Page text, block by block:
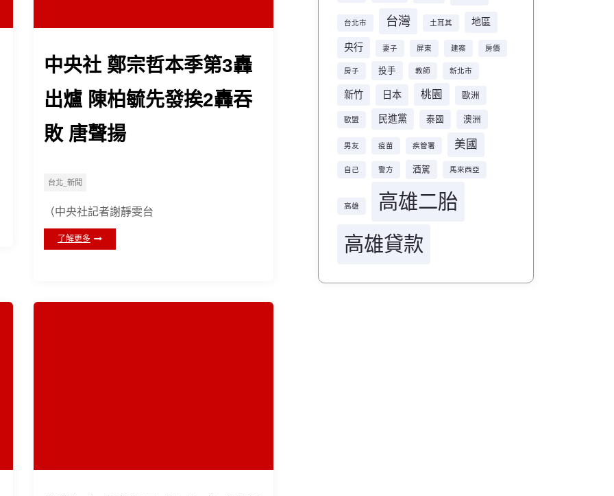
中央社 鄭宗哲本季第3轟
出爐 陳柏毓先發挨2轟吞
敗 唐聲揚
台北_新聞
（中央社記者謝靜雯台
了解更多
台北市 台灣 土耳其 地區
央行 妻子 屏東 建案 房價
房子 投手 教師 新北市
新竹 日本 桃園 歐洲
歐盟 民進黨 泰國 澳洲
男友 疫苗 疾管署 美國
自己 警方 酒駕 馬來西亞
高雄
高雄二胎
高雄貸款